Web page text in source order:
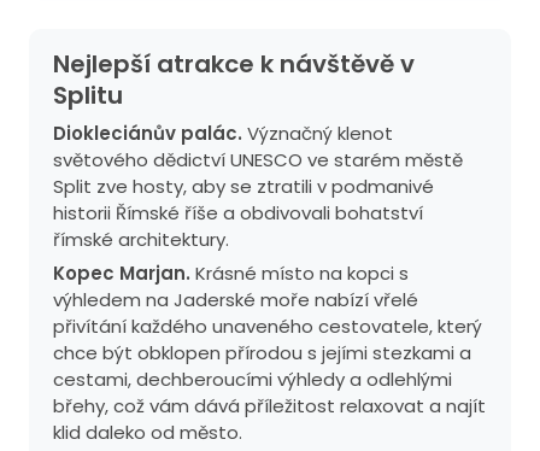
Nejlepší atrakce k návštěvě v
Splitu
Diokleciánův palác. Význačný klenot
světového dědictví UNESCO ve starém městě
Split zve hosty, aby se ztratili v podmanivé
historii Římské říše a obdivovali bohatství
římské architektury.
Kopec Marjan. Krásné místo na kopci s
výhledem na Jaderské moře nabízí vřelé
přivítání každého unaveného cestovatele, který
chce být obklopen přírodou s jejími stezkami a
cestami, dechberoucími výhledy a odlehlými
břehy, což vám dává příležitost relaxovat a najít
klid daleko od město.